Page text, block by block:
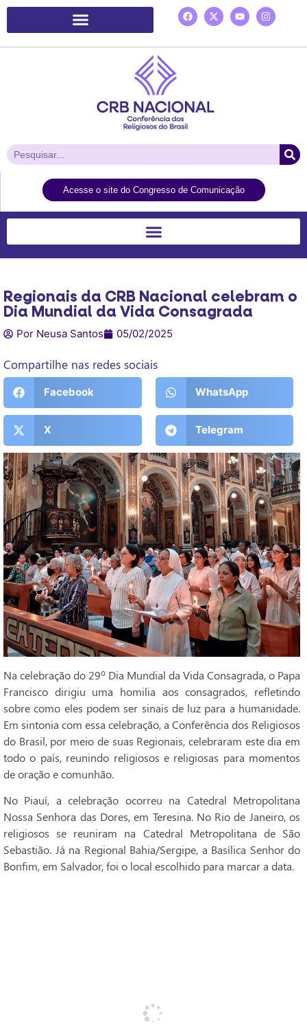
Acesse o site do Congresso de Comunicação
Regionais da CRB Nacional celebram o
Dia Mundial da Vida Consagrada
Por Neusa Santos 05/02/2025
Compartilhe nas redes sociais
Facebook WhatsApp
X Telegram
Na celebração do 29º Dia Mundial da Vida Consagrada, o Papa
Francisco dirigiu uma homilia aos consagrados, refletindo
sobre como eles podem ser sinais de luz para a humanidade.
Em sintonia com essa celebração, a Conferência dos Religiosos
do Brasil, por meio de suas Regionais, celebraram este dia em
todo o país, reunindo religiosos e religiosas para momentos
de oração e comunhão.
No Piauí, a celebração ocorreu na Catedral Metropolitana
Nossa Senhora das Dores, em Teresina. No Rio de Janeiro, os
religiosos se reuniram na Catedral Metropolitana de São
Sebastião. Já na Regional Bahia/Sergipe, a Basílica Senhor do
Bonfim, em Salvador, foi o local escolhido para marcar a data.